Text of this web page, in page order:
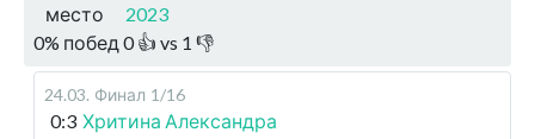
место
2023
0% побед 0👍 vs 1 👎
24.03. Финал 1/16
0:3 Хритина Александра